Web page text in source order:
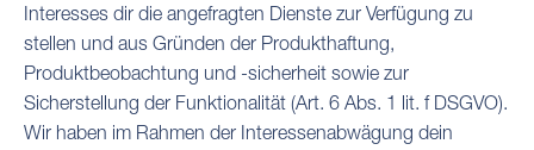
Interesses dir die angefragten Dienste zur Verfügung zu
stellen und aus Gründen der Produkthaftung,
Produktbeobachtung und -sicherheit sowie zur
Sicherstellung der Funktionalität (Art. 6 Abs. 1 lit. f DSGVO).
Wir haben im Rahmen der Interessenabwägung dein